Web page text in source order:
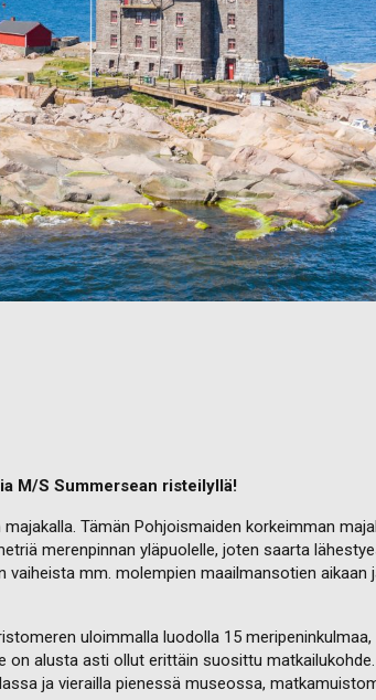
M/S Summersean risteilyllä!
Tämän Pohjoismaiden korkeimman
merenpinnan yläpuolelle, joten saarta
mm. molempien maailmansotien
uloimmalla luodolla 15
on alusta asti ollut erittäin suosittu
ja vierailla pienessä museossa,